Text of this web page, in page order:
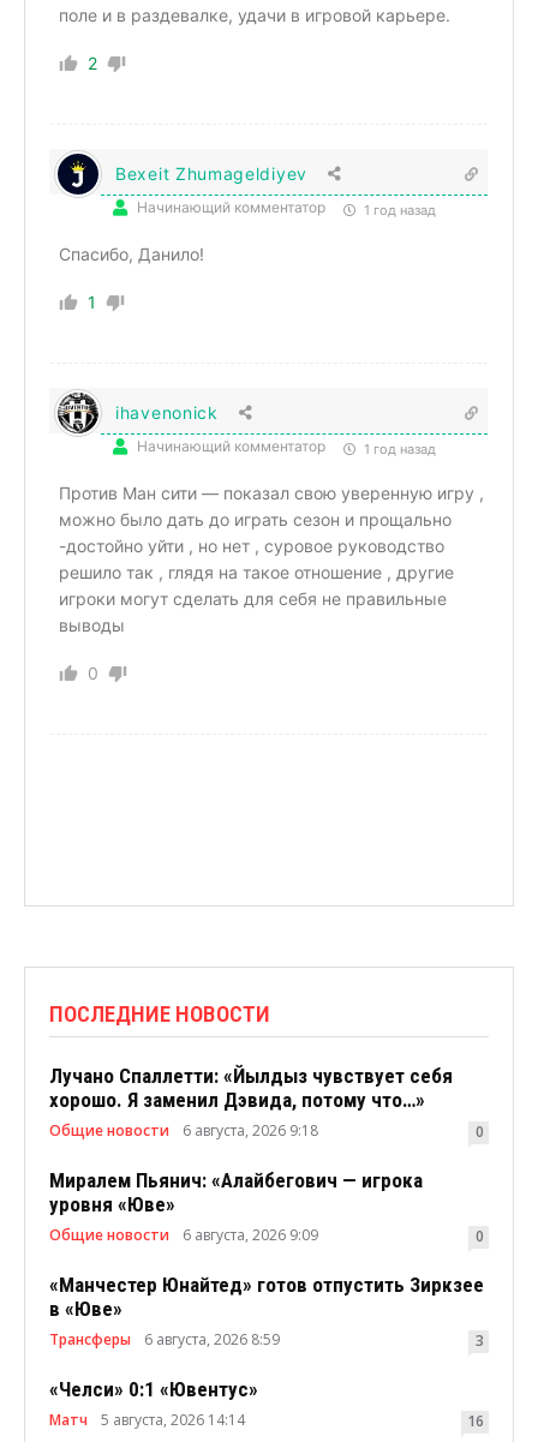
поле и в раздевалке, удачи в игровой карьере.
2
Bexeit Zhumageldiyev
Начинающий комментатор 1 год назад
Спасибо, Данило!
1
ihavenonick
Начинающий комментатор 1 год назад
Против Ман сити — показал свою уверенную игру ,
можно было дать до играть сезон и прощально
-достойно уйти , но нет , суровое руководство
решило так , глядя на такое отношение , другие
игроки могут сделать для себя не правильные
выводы
0
ПОСЛЕДНИЕ НОВОСТИ
Лучано Спаллетти: «Йылдыз чувствует себя
хорошо. Я заменил Дэвида, потому что…»
Общие новости 6 августа, 2026 9:18 0
Миралем Пьянич: «Алайбегович — игрока
уровня «Юве»
Общие новости 6 августа, 2026 9:09 0
«Манчестер Юнайтед» готов отпустить Зиркзее
в «Юве»
Трансферы 6 августа, 2026 8:59 3
«Челси» 0:1 «Ювентус»
Матч 5 августа, 2026 14:14 16